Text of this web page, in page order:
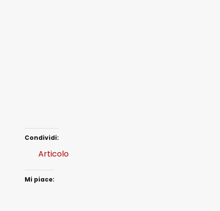
Condividi:
Articolo
Mi piace: